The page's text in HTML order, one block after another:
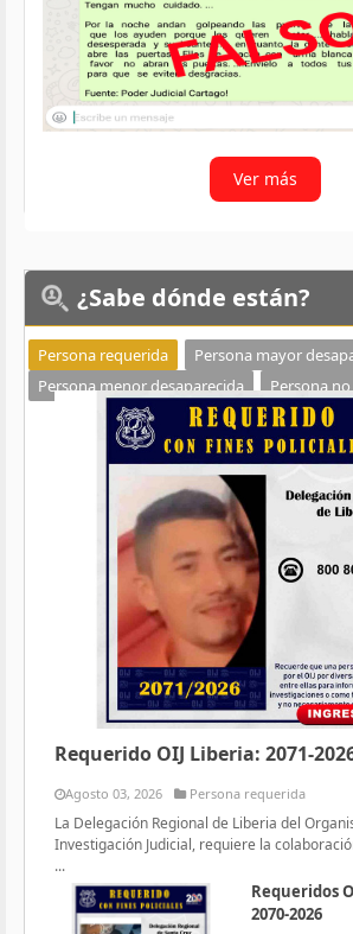
Ver más
¿Sabe dónde están?
Persona requerida
Persona mayor
Persona menor desaparecida
Persona
Requerido OIJ Liberia: 2071-
Agosto 03, 2026 Persona requerida
La Delegación Regional de Liberia del
Investigación Judicial, requiere la
...
Requeridos
2070-2026